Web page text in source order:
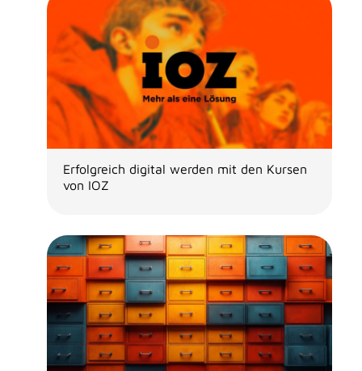
Erfolgreich digital werden mit den Kursen
von IOZ